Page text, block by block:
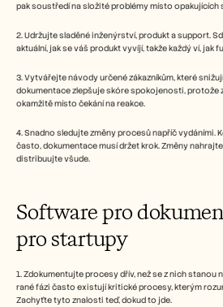
pak soustředí na složité problémy místo opakujících
2. Udržujte sladěné inženýrství, produkt a support.
aktuální, jak se váš produkt vyvíjí, takže každý ví, jak
3. Vytvářejte návody určené zákazníkům, které
dokumentace zlepšuje skóre spokojenosti, protože
okamžitě místo čekání na reakce.
4. Snadno sledujte změny procesů napříč vydáními.
často, dokumentace musí držet krok. Změny
distribuujte všude.
Software pro
pro startupy
1. Zdokumentujte procesy dřív, než se z nich stanou
rané fázi často existují kritické procesy, kterým
Zachyťte tyto znalosti teď, dokud to jde.